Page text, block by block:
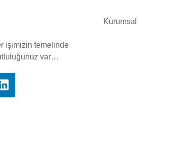
işimizin temelinde
var…
Kurumsal